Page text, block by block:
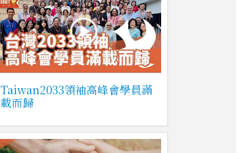
Taiwan2033領袖高峰會學員滿
載而歸